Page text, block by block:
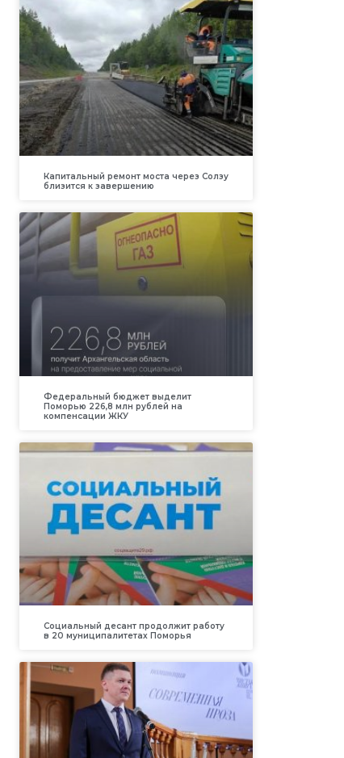
Капитальный ремонт моста через Солзу
близится к завершению
Федеральный бюджет выделит
Поморью 226,8 млн рублей на
компенсации ЖКУ
Социальный десант продолжит работу
в 20 муниципалитетах Поморья